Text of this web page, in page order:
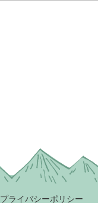
プライバシーポリシー